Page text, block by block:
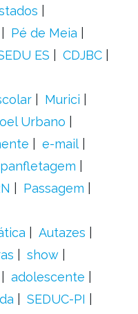
Pé de Meia
ES
CDJBC
Murici
Urbano
e-mail
panfletagem
Passagem
Autazes
show
adolescente
SEDUC-PI